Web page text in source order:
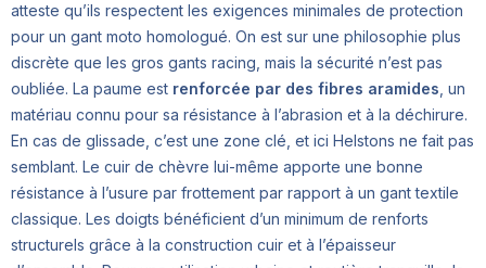
atteste qu’ils respectent les exigences minimales de protection
pour un gant moto homologué. On est sur une philosophie plus
discrète que les gros gants racing, mais la sécurité n’est pas
oubliée. La paume est renforcée par des fibres aramides, un
matériau connu pour sa résistance à l’abrasion et à la déchirure.
En cas de glissade, c’est une zone clé, et ici Helstons ne fait pas
semblant. Le cuir de chèvre lui-même apporte une bonne
résistance à l’usure par frottement par rapport à un gant textile
classique. Les doigts bénéficient d’un minimum de renforts
structurels grâce à la construction cuir et à l’épaisseur